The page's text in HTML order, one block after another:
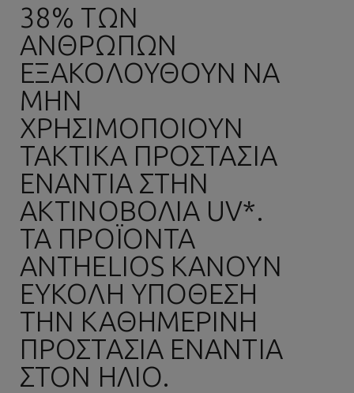
38% ΤΩΝ
ΑΝΘΡΏΠΩΝ
ΕΞΑΚΟΛΟΥΘΟΎΝ ΝΑ
ΜΗΝ
ΧΡΗΣΙΜΟΠΟΙΟΎΝ
ΤΑΚΤΙΚΆ ΠΡΟΣΤΑΣΊΑ
ΕΝΆΝΤΙΑ ΣΤΗΝ
ΑΚΤΙΝΟΒΟΛΊΑ UV*.
ΤΑ ΠΡΟΪΌΝΤΑ
ANTHELIOS ΚΆΝΟΥΝ
ΕΎΚΟΛΗ ΥΠΌΘΕΣΗ
ΤΗΝ ΚΑΘΗΜΕΡΙΝΉ
ΠΡΟΣΤΑΣΊΑ ΕΝΆΝΤΙΑ
ΣΤΟΝ ΉΛΙΟ.